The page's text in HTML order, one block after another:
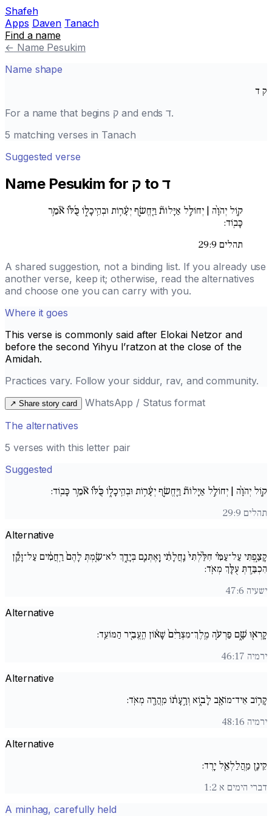
Shafeh
Apps Daven Tanach
Find a name
← Name Pesukim
Name shape
ק ד
For a name that begins ק and endsד.
5 matching verses in Tanach
Suggested verse
Name Pesukim for ק to ד
ק֚וֹל יְהֹוָ֨ה | יְחוֹלֵ֣ל אַיָּלוֹת֘ וַיֶּֽחֱשׂ֪ף יְעָ֫ר֥וֹת וּבְהֵֽיכָל֑וֹ כֻּ֜לּ֗וֹ אֹ֘מֵ֥ר
כָּבֽוֹד:
תהלים 29:9
A shared suggestion, not a binding list. If you already use
another verse, keep it; otherwise, read the alternatives
and choose one you can carry with you.
Where it goes
This verse is commonly said after Elokai Netzor and
before the second Yihyu l’ratzonat the close of the
Amidah.
Practices vary. Follow your siddur, rav, and community.
↗ Share story card
WhatsApp / Status format
The alternatives
5 verses with this letter pair
Suggested
ק֚וֹל יְהֹוָ֨ה | יְחוֹלֵ֣ל אַיָּלוֹת֘ וַיֶּֽחֱשׂ֪ף יְעָ֫ר֥וֹת וּבְהֵֽיכָל֑וֹ כֻּ֜לּ֗וֹ אֹ֘מֵ֥ר כָּבֽוֹד:
תהלים 29:9
Alternative
קָצַ֣פְתִּי עַל־עַמִּ֗י חִלַּ֙לְתִּי֙ נַֽחֲלָתִ֔י וָֽאֶתְּנֵ֖ם בְּיָדֵ֑ךְ לֹא־שַׂ֚מְתְּ לָהֶם֙ רַֽחֲמִ֔ים עַל־זָקֵ֕ן
הִכְבַּ֥דְתְּ עֻלֵּ֖ךְ מְאֹֽד:
ישעיה 47:6
Alternative
קָֽרְא֖וּ שָׁ֑ם פַּרְעֹ֚ה מֶֽלֶךְ־מִצְרַ֙יִם֙ שָׁא֔וֹן הֶֽעֱבִ֖יר הַמּוֹעֵֽד:
ירמיה 46:17
Alternative
קָר֥וֹב אֵיד־מוֹאָ֖ב לָב֑וֹא וְרָ֣עָת֔וֹ מִֽהֲרָ֖ה מְאֹֽד:
ירמיה 48:16
Alternative
קֵינָ֥ן מַֽהֲלַלְאֵ֖ל יָֽרֶד:
דברי הימים א 1:2
A minhag, carefully held